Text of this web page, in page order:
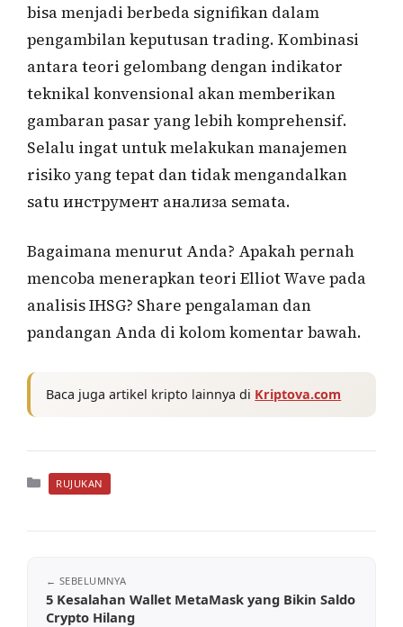
bisa menjadi berbeda signifikan dalam
pengambilan keputusan trading. Kombinasi
antara teori gelombang dengan indikator
teknikal konvensional akan memberikan
gambaran pasar yang lebih komprehensif.
Selalu ingat untuk melakukan manajemen
risiko yang tepat dan tidak mengandalkan
satu инструмент анализа semata.
Bagaimana menurut Anda? Apakah pernah
mencoba menerapkan teori Elliot Wave pada
analisis IHSG? Share pengalaman dan
pandangan Anda di kolom komentar bawah.
Baca juga artikel kripto lainnya di Kriptova.com
Kategori
RUJUKAN
5 Kesalahan Wallet MetaMask yang Bikin Saldo
Crypto Hilang